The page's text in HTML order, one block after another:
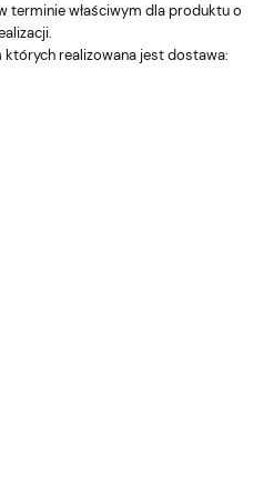
terminie właściwym dla produktu o
realizowana jest dostawa: